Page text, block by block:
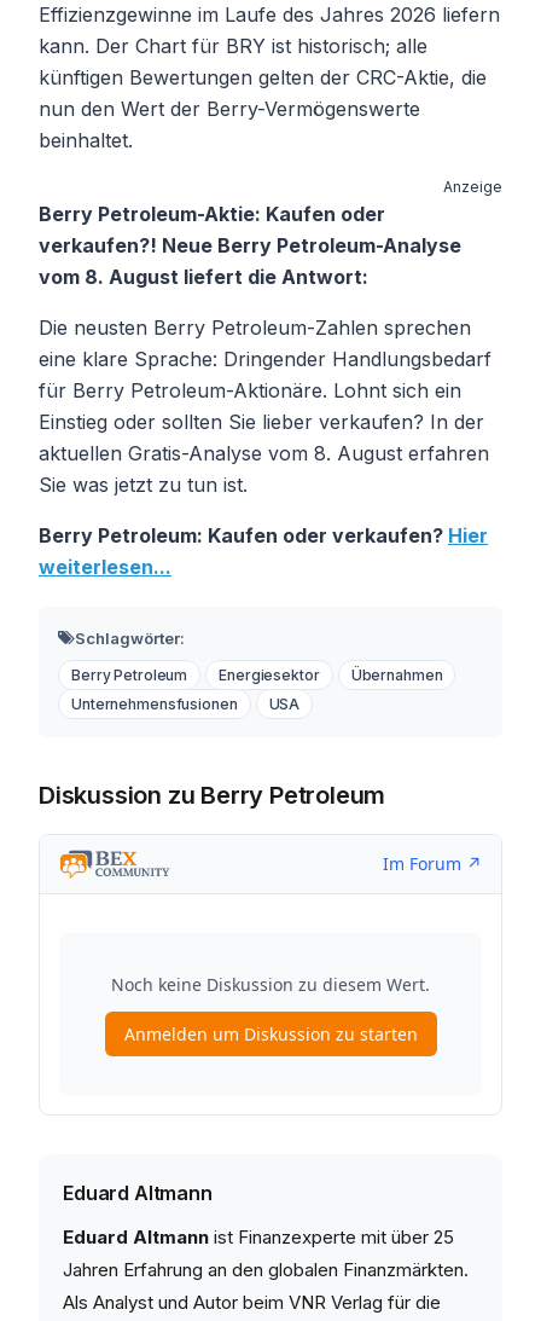
Effizienzgewinne im Laufe des Jahres 2026 liefern
kann. Der Chart für BRY ist historisch; alle
künftigen Bewertungen gelten der CRC-Aktie, die
nun den Wert der Berry-Vermögenswerte
beinhaltet.
Anzeige
Berry Petroleum-Aktie: Kaufen oder
verkaufen?! Neue Berry Petroleum-Analyse
vom 8. August liefert die Antwort:
Die neusten Berry Petroleum-Zahlen sprechen
eine klare Sprache: Dringender Handlungsbedarf
für Berry Petroleum-Aktionäre. Lohnt sich ein
Einstieg oder sollten Sie lieber verkaufen? In der
aktuellen Gratis-Analyse vom 8. August erfahren
Sie was jetzt zu tun ist.
Berry Petroleum: Kaufen oder verkaufen? Hier
weiterlesen...
Schlagwörter:
Berry Petroleum Energiesektor
Übernahmen
Unternehmensfusionen
USA
Diskussion zu Berry Petroleum
Eduard Altmann
Eduard Altmann ist Finanzexperte mit über 25
Jahren Erfahrung an den globalen Finanzmärkten.
Als Analyst und Autor beim VNR Verlag für die